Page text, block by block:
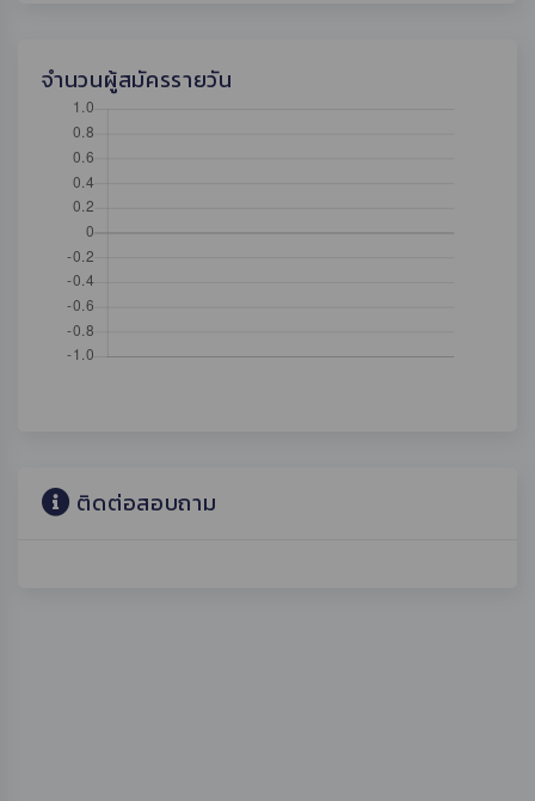
จำนวนผู้สมัครรายวัน
ติดต่อสอบถาม